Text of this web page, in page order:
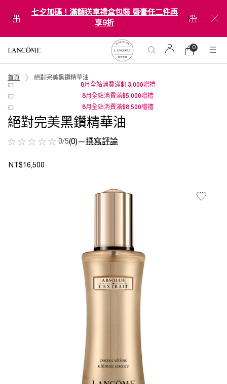
七夕加碼！滿額送享禮盒包裝 唇膏任二件再
享9折
購
物
0
0 product in
首頁
絕對完美黑鑽精華油
8月全站消費滿$13,000贈禮
8月全站消費滿$5,000贈禮
8月全站消費滿$8,500贈禮
絕對完美黑鑽精華油
0/5(0)—撰寫評論
NT$16,500